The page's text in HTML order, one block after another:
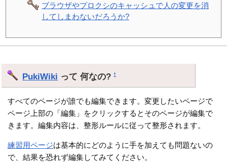
ブラウザやプロクシのキャッシュで人の変更を消
してしまわないだろうか?
PukiWiki って 何なの?†
すべてのページが誰でも編集できます。変更したいページで
ページ上部の「編集」をクリックするとそのページが編集で
きます。編集内容は、整形ルールに従って整形されます。
練習用ページは基本的にどのように手を加えても問題ないの
で、結果を恐れず編集してみてください。